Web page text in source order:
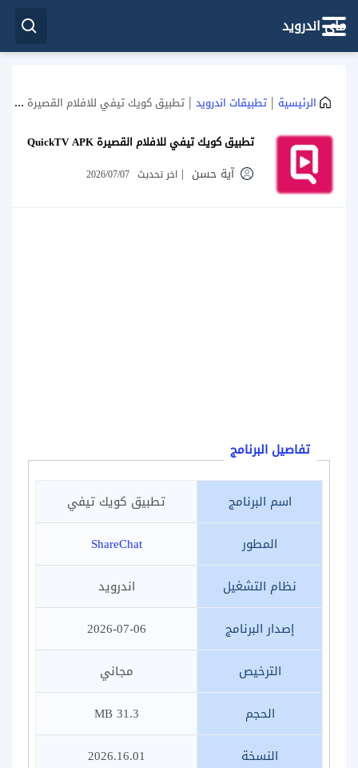
ماي اندرويد
الرئيسية | تطبيقات اندرويد | تطبيق كويك تيفي للافلام القصيرة QuickTV APK
تطبيق كويك تيفي للافلام القصيرة QuickTV APK
آية حسن | اخر تحديث 2026/07/07
تفاصيل البرنامج
اسم البرنامج
تطبيق كويك تيفي
المطور
ShareChat
نظام التشغيل
اندرويد
إصدار البرنامج
2026-07-06
الترخيص
مجاني
الحجم
31.3 MB
النسخة
2026.16.01